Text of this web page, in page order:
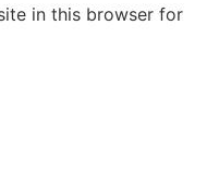
in this browser for